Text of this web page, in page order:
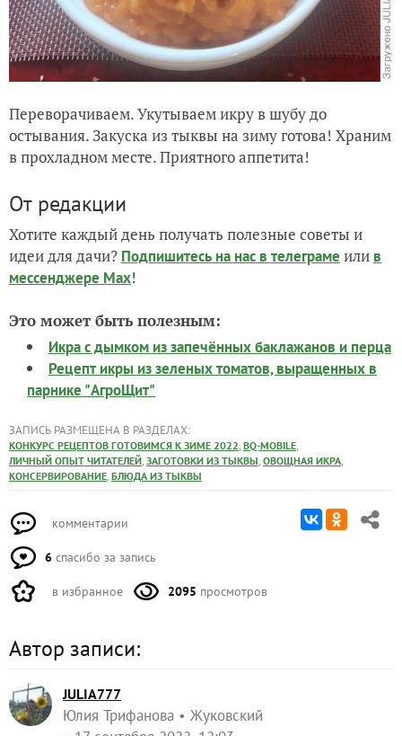
Переворачиваем. Укутываем икру в шубу до
остывания. Закуска из тыквы на зиму готова! Храним
в прохладном месте. Приятного аппетита!
От редакции
Хотите каждый день получать полезные советы и
идеи для дачи? Подпишитесь на нас в телеграме или в
мессенджере Max!
Это может быть полезным:
Икра с дымком из запечённых баклажанов и перца
Рецепт икры из зеленых томатов, выращенных в
парнике "АгроЩит"
ЗАПИСЬ РАЗМЕЩЕНА В РАЗДЕЛАХ:
КОНКУРС РЕЦЕПТОВ ГОТОВИМСЯ К ЗИМЕ 2022, BQ-MOBILE,
ЛИЧНЫЙ ОПЫТ ЧИТАТЕЛЕЙ, ЗАГОТОВКИ ИЗ ТЫКВЫ, ОВОЩНАЯ ИКРА,
КОНСЕРВИРОВАНИЕ, БЛЮДА ИЗ ТЫКВЫ
комментарии
6 спасибо за запись
в избранное 2095 просмотров
Автор записи:
JULIA777
Юлия Трифанова
Жуковский